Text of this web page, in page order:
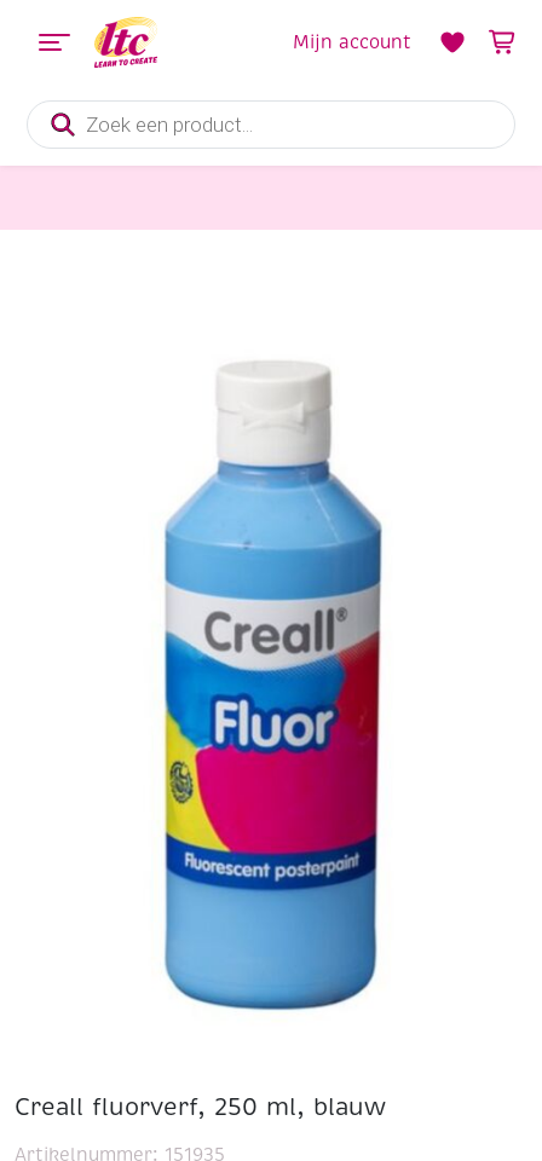
Producten
zoeken
Mijn account
Creall fluorverf, 250 ml, blauw
Artikelnummer: 151935